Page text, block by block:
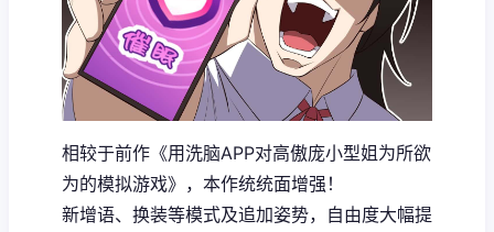
相较于前作《用洗脑APP对高傲庞小型姐为所欲
为的模拟游戏》，本作统统面增强！
新增语、换装等模式及追加姿势，自由度大幅提